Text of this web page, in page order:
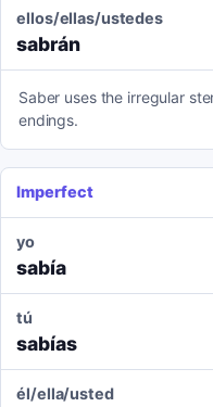
ellos/ellas/ustedes
sabrán
Saber uses the irregular
endings.
Imperfect
yo
sabía
tú
sabías
él/ella/usted